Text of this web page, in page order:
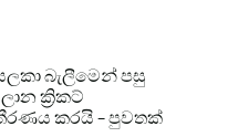
බැලීමෙන් පසු
ක්‍රිකට්
කරයි – පුවතක්